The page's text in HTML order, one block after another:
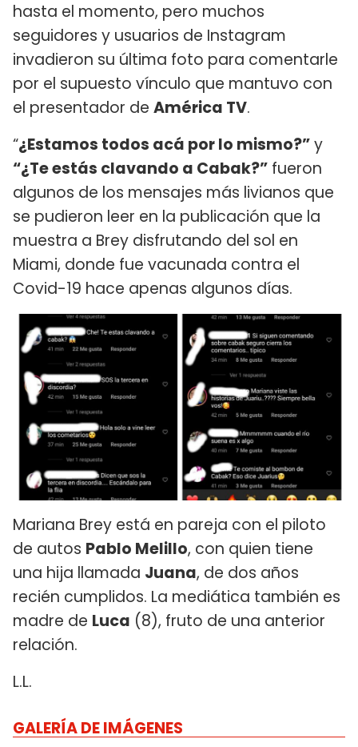
hasta el momento, pero muchos
seguidores y usuarios de Instagram
invadieron su última foto para comentarle
por el supuesto vínculo que mantuvo con
el presentador de América TV.
“¿Estamos todos acá por lo mismo?”y
“¿Te estás clavando a Cabak?” fueron
algunos de los mensajes más livianos que
se pudieron leer en la publicación que la
muestra a Brey disfrutando del sol en
Miami, donde fue vacunada contra el
Covid-19 hace apenas algunos días.
Mariana Brey está en pareja con el piloto
de autos Pablo Melillo, con quien tiene
una hija llamada Juana, de dos años
recién cumplidos. La mediática también es
madre de Luca (8), fruto de una anterior
relación.
L.L.
GALERÍA DE IMÁGENES